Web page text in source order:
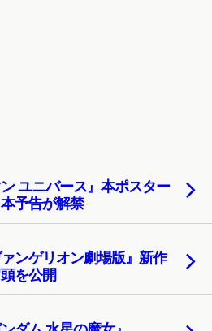
ン ユニバース』本ポスター
予告が解禁
ァンゲリオン劇場版』新作
を公開